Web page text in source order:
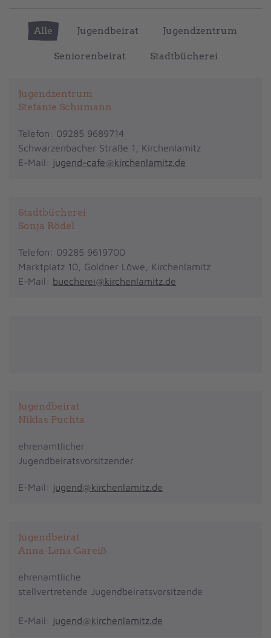
Alle Jugendbeirat Jugendzentrum
Seniorenbeirat Stadtbücherei
Jugendzentrum
Stefanie Schumann
Telefon: 09285 9689714
Schwarzenbacher Straße 1, Kirchenlamitz
E-Mail: jugend-cafe@kirchenlamitz.de
Stadtbücherei
Sonja Rödel
Telefon: 09285 9619700
Marktplatz 10, Goldner Löwe, Kirchenlamitz
E-Mail: buecherei@kirchenlamitz.de
Jugendbeirat
Niklas Puchta
ehrenamtlicher
Jugendbeiratsvorsitzender
E-Mail: jugend@kirchenlamitz.de
Jugendbeirat
Anna-Lena Gareiß
ehrenamtliche
stellvertretende Jugendbeiratsvorsitzende
E-Mail: jugend@kirchenlamitz.de